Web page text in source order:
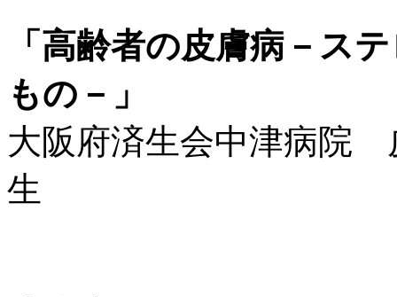
「高齢者の皮膚病－ス
もの－」
大阪府済生会中津病
生